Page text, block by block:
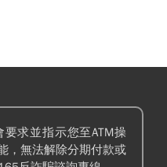
要求並指示您至ATM操
，無法解除分期付款或